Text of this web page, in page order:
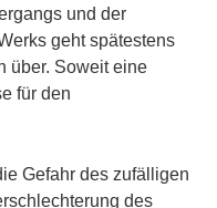
und der
geht spätestens
über. Soweit eine
für den
Gefahr des zufälligen
des